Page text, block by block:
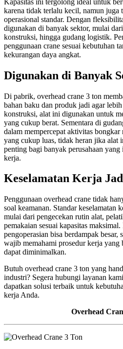
karena tidak terlalu kecil, namun juga
operasional standar. Dengan
digunakan di banyak sektor, mulai
konstruksi, hingga gudang logistik.
penggunaan crane sesuai kebutuhan
kekurangan daya angkat.
Digunakan di Banyak
Di pabrik, overhead crane 3 ton
bahan baku dan produk jadi agar
konstruksi, alat ini digunakan untuk
yang cukup berat. Sementara di
dalam mempercepat aktivitas bongkar
yang cukup luas, tidak heran jika alat
penting bagi banyak perusahaan
kerja.
Keselamatan Kerja
Penggunaan overhead crane tidak
soal keamanan. Standar keselamatan
mulai dari pengecekan rutin alat,
pemakaian sesuai kapasitas
pengoperasian bisa berdampak besar,
wajib memahami prosedur kerja yang
dapat diminimalkan.
Butuh overhead crane 3 ton yang
industri? Segera hubungi layanan
dapatkan solusi terbaik untuk
kerja Anda.
Overhead